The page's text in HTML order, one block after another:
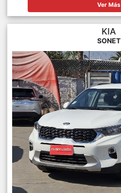
Ver Más
KIA
SONET